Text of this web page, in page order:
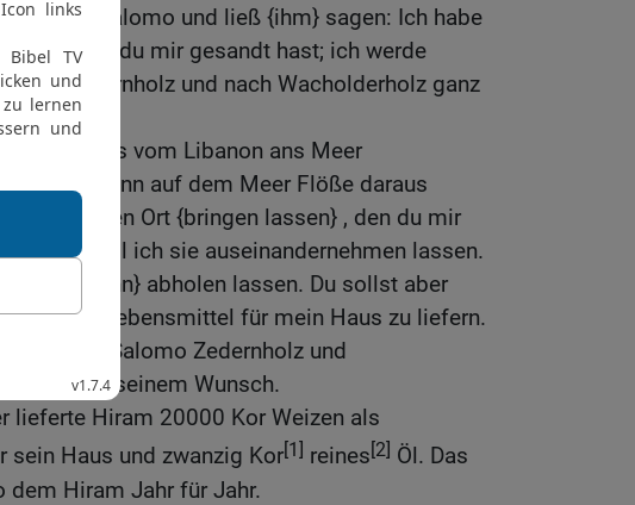
zu Salomo und ließ {ihm} sagen: Ich habe
die du mir gesandt hast; ich werde
nach Zedernholz und nach Wacholderholz ganz
sollen es vom Libanon ans Meer
werde dann auf dem Meer Flöße daraus
bis an den Ort {bringen lassen} , den du mir
dort will ich sie auseinandernehmen lassen.
{dort dann} abholen lassen. Du sollst aber
erfüllen, Lebensmittel für mein Haus zu liefern.
dem Salomo Zedernholz und
ganz nach seinem Wunsch.
lieferte Hiram 20000 Kor Weizen als
sein Haus und zwanzig Kor[1] reines[2] Öl. Das
dem Hiram Jahr für Jahr.